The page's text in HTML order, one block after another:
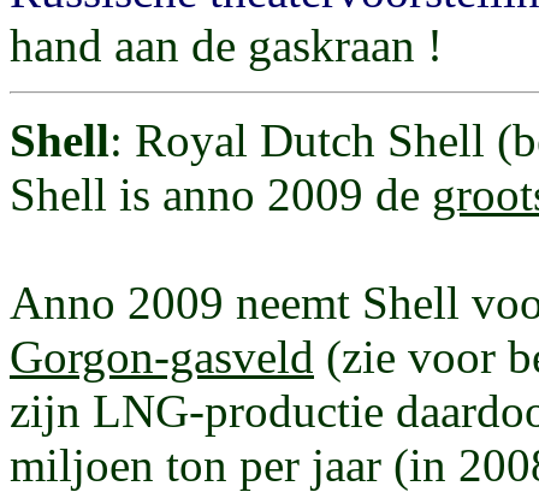
hand aan de gaskraan !
Shell: Royal Dutch Shell
Shell is anno 2009 de
Anno 2009 neemt Shell
Gorgon-gasveld (zie voor
zijn LNG-productie
miljoen ton per jaar (in